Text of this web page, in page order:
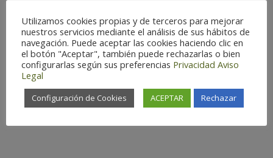
Observation difficulty:Easy
Status:Resident
Optimal Season:Dec-Jan
Conservation Status:Protected
species
Hábitat:Forest
Utilizamos cookies propias y de terceros para mejorar
nuestros servicios mediante el análisis de sus hábitos de
navegación. Puede aceptar las cookies haciendo clic en
el botón "Aceptar", también puede rechazarlas o bien
configurarlas según sus preferencias Privacidad Aviso
Legal
Configuración de Cookies ACEPTAR Rechazar